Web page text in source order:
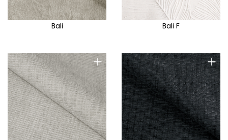
Galaxy
Gemma
Genova
Glacio
Glam
Glory
Gloss Velvet
Bali Bali F
+ +